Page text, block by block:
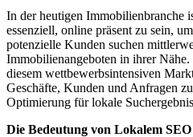
In der heutigen Immobilienbranche
essenziell, online präsent zu sein,
potenzielle Kunden suchen
Immobilienangeboten in ihrer
diesem wettbewerbsintensiven
Geschäfte, Kunden und Anfragen
Optimierung für lokale
Die Bedeutung von Lokalem